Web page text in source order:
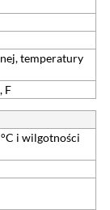
temperatury
F
i wilgotności